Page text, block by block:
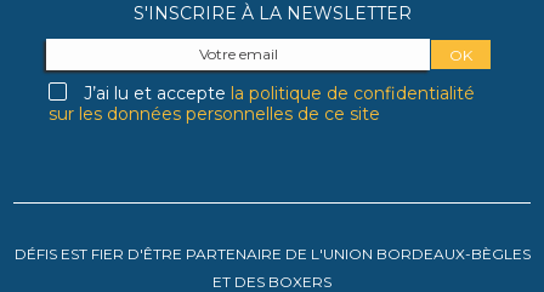
S'INSCRIRE À LA NEWSLETTER
J’ai lu et accepte la politique de confidentialité
sur les données personnelles de ce site
DÉFIS EST FIER D'ÊTRE PARTENAIRE DE L'UNION BORDEAUX-BÈGLES
ET DES BOXERS